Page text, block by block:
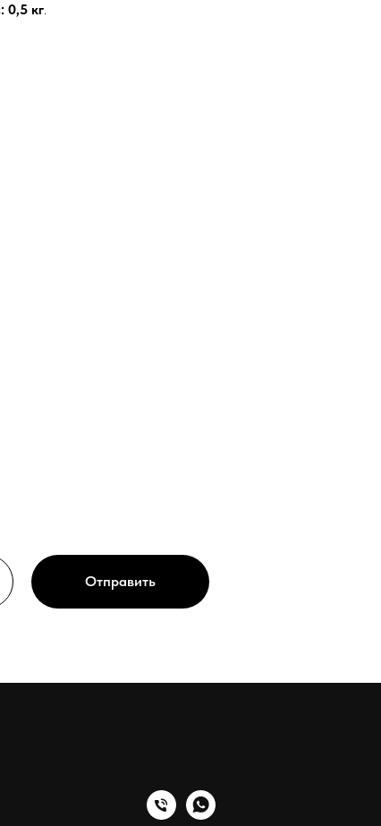
0,5 кг.
Отправить